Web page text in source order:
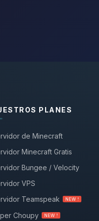
PLANES
de Minecraft
Minecraft Gratis
Bungee / Velocity
VPS
Teamspeak
NEW !
Choupy NEW !